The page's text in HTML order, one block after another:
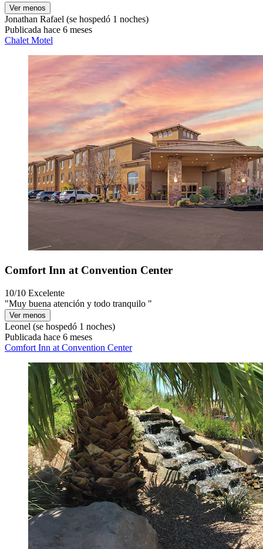
Ver menos
Jonathan Rafael (se hospedó 1 noches)
Publicada hace 6 meses
Chalet Motel
Comfort Inn at Convention Center
10/10 Excelente
"Muy buena atención y todo tranquilo "
Ver menos
Leonel (se hospedó 1 noches)
Publicada hace 6 meses
Comfort Inn at Convention Center